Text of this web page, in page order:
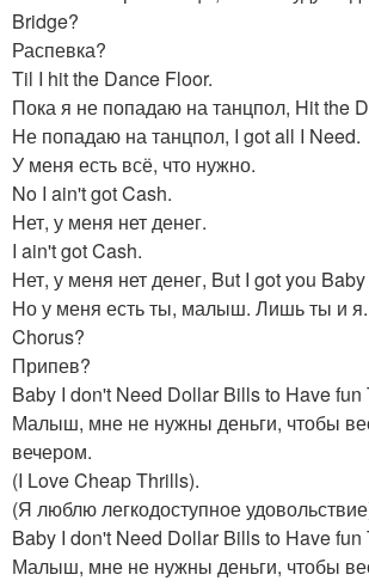
Bridge?
Распевка?
Til I hit the Dance Floor.
Пока я не попадаю на танцпол, Hit the
Не попадаю на танцпол, I got all I Need.
У меня есть всё, что нужно.
No I ain't got Cash.
Нет, у меня нет денег.
I ain't got Cash.
Нет, у меня нет денег, But I got you
Но у меня есть ты, малыш. Лишь ты и я.
Chorus?
Припев?
Baby I don't Need Dollar Bills to Have fun
Малыш, мне не нужны деньги, чтобы
вечером.
(I Love Cheap Thrills).
(Я люблю легкодоступное
Baby I don't Need Dollar Bills to Have fun
Малыш, мне не нужны деньги, чтобы